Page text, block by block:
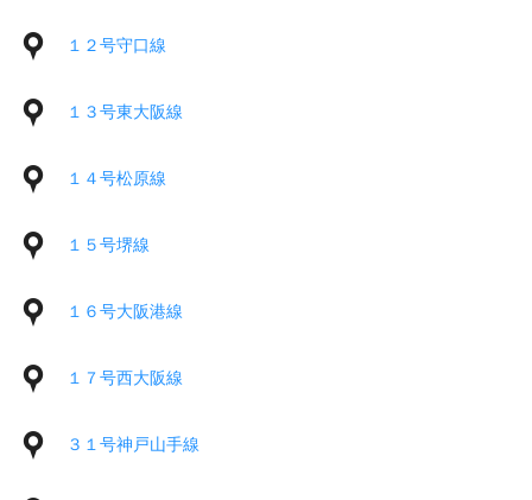
１２号守口線
１３号東大阪線
１４号松原線
１５号堺線
１６号大阪港線
１７号西大阪線
３１号神戸山手線